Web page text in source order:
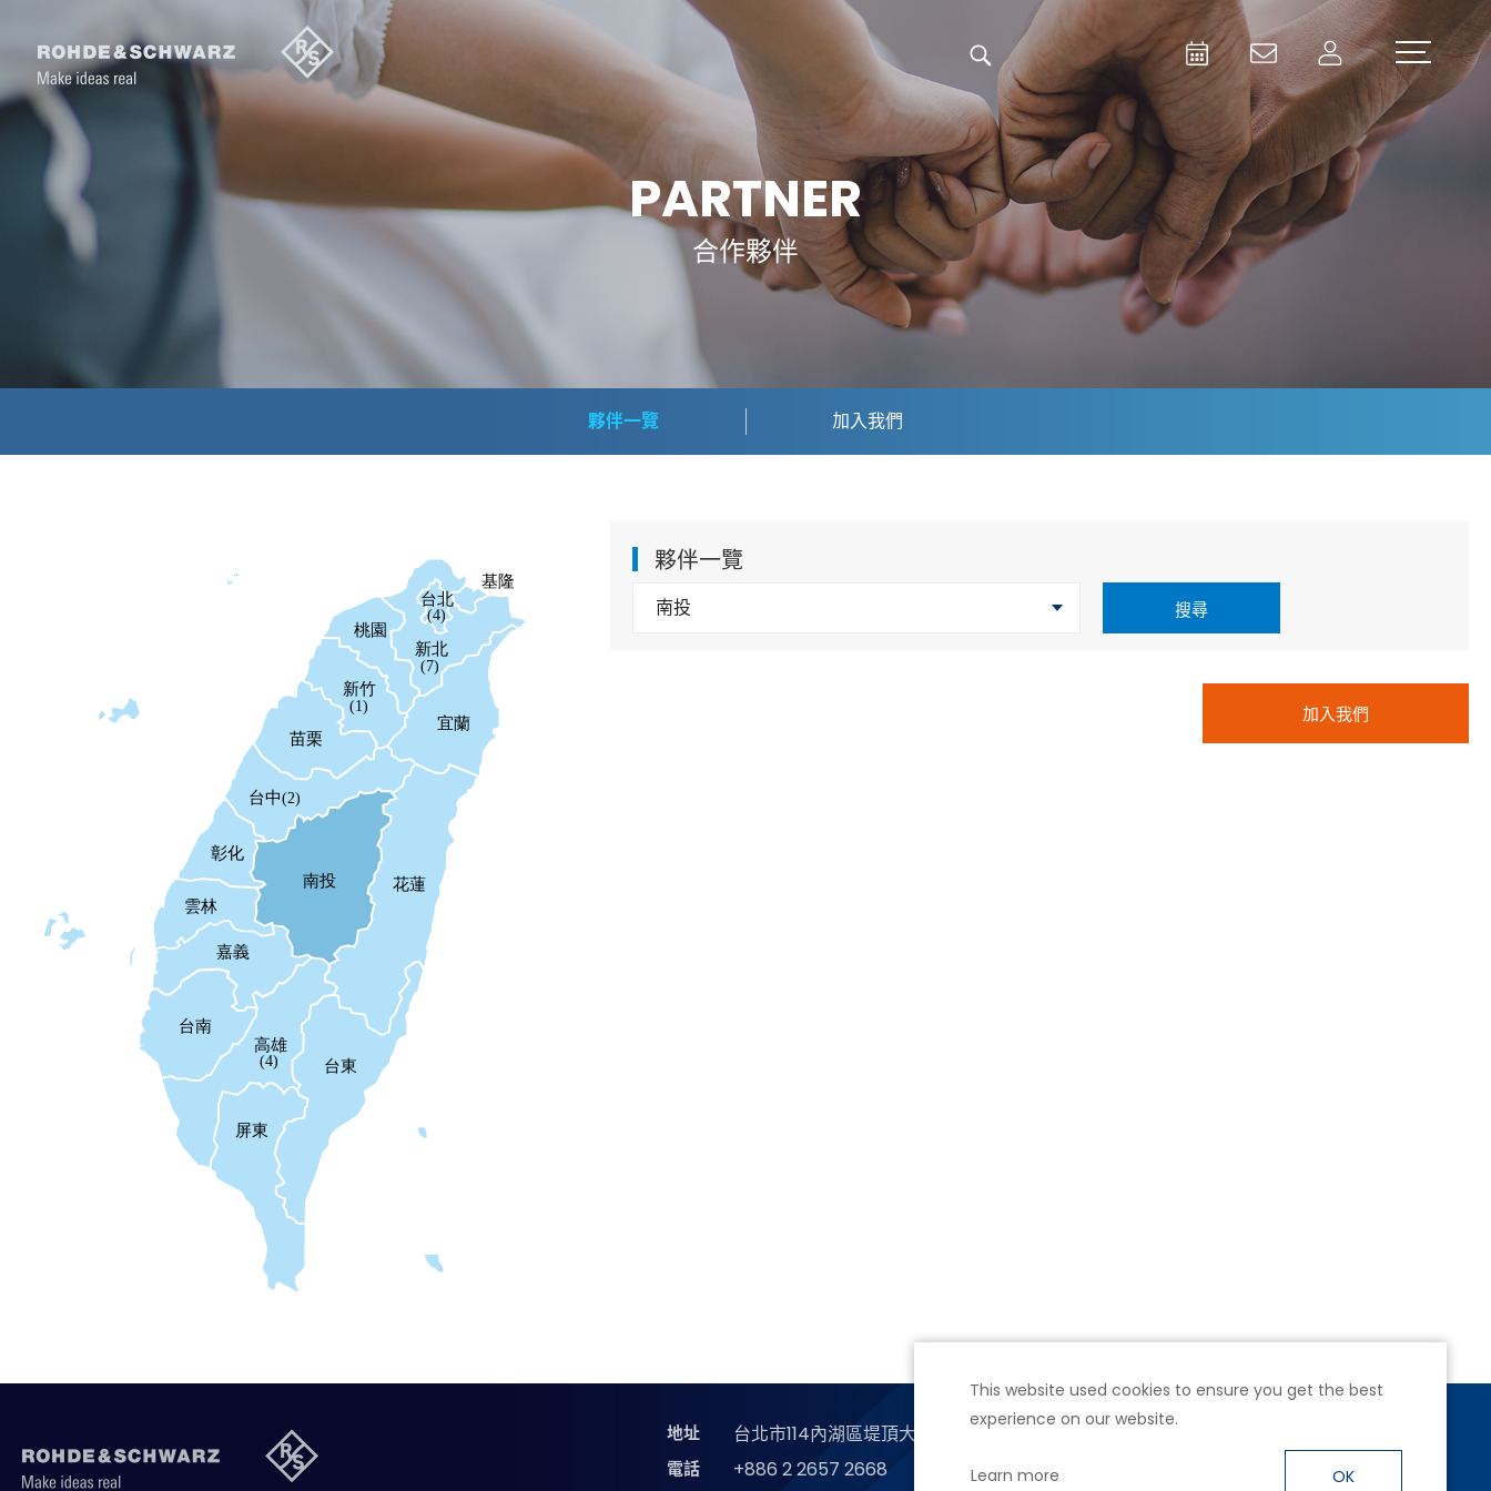
This website used cookies to ensure you get the best
experience on our website.
Learn more OK
Activities
Contact Us
Member
Test and Measurement
Aerospace | Defense | Security
Broadcast and Media
PARTNER
合作夥伴
夥伴一覽 加入我們
台北
(4)
基隆
新北
(7)
宜蘭
新竹
(1)
桃園
苗栗
台中(2)
彰化
南投
嘉義
雲林
台南
高雄
(4)
屏東
台東
花蓮
夥伴一覽
搜尋
加入我們
地址 台北市114內湖區堤頂大道二段89號4樓
電話 +886 2 2657 2668